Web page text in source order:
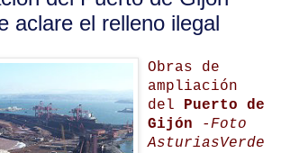
aclare el relleno ilegal
Obras de
ampliación
del Puerto de
Gijón
-Foto
AsturiasVerde